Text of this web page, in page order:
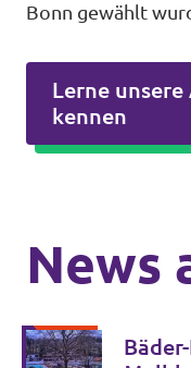
Bonn gewählt
Lerne
kennen
News